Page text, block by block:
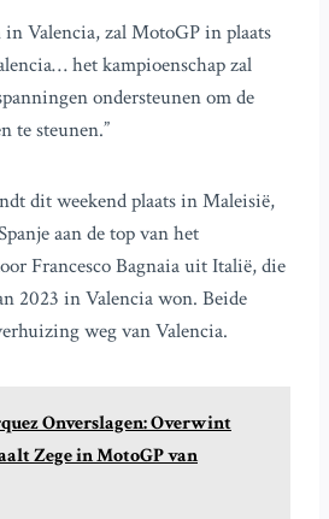
in Valencia, zal MotoGP in plaats
het kampioenschap zal
ondersteunen om de
te steunen.”
dit weekend plaats in Maleisië,
aan de top van het
Francesco Bagnaia uit Italië, die
2023 in Valencia won. Beide
weg van Valencia.
Onverslagen: Overwint
Zege in MotoGP van